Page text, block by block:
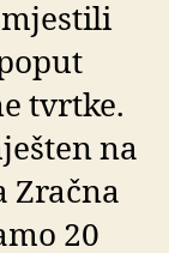
tvrtke.
na
Zračna
20